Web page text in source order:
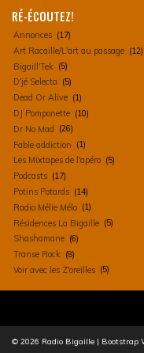
RÉ-ÉCOUTEZ!
Annonces (17)
Art Racaille/L'art au passage (12)
Bigaill'Tek (5)
D'jé Selecta (5)
Dead Or Alive (1)
DJ Pomponette (10)
Dr No Mad (26)
Fable addiction (1)
Les Mixtapes de l'apéro (5)
Podcasts (17)
Potins Potards (14)
Radio Mélie Mélo (1)
Résidences La Bigaille (5)
Shashamane (6)
Transe Rock (8)
Voir avec les Z'oreilles (5)
© 2026 Radio Bigaille | Bootstrap